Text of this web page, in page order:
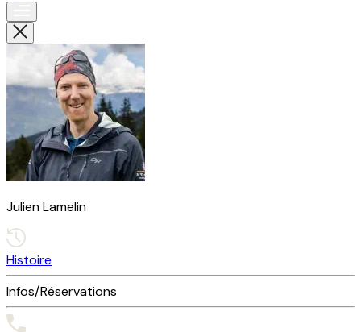
Julien Lamelin
Histoire
Infos/Réservations